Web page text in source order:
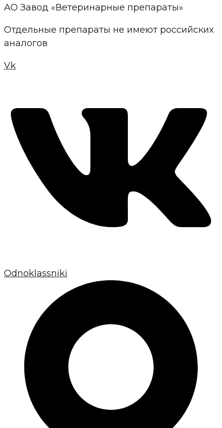
АО Завод «Ветеринарные препараты»
Отдельные препараты не имеют российских
аналогов
Vk
Odnoklassniki